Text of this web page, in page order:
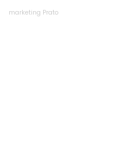
marketing Prato